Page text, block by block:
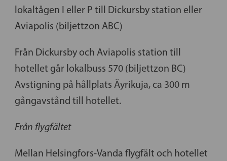
lokaltågen I eller P till Dickursby station eller
Aviapolis (biljettzon ABC)
Från Dickursby och Aviapolis station till
hotellet går lokalbuss 570 (biljettzon BC)
Avstigning på hållplats Äyrikuja, ca 300 m
gångavstånd till hotellet.
Från flygfältet
Mellan Helsingfors-Vanda flygfält och hotellet